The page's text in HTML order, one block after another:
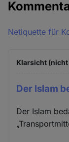
Netiquette für
Klarsicht
Der Islam
Der Islam